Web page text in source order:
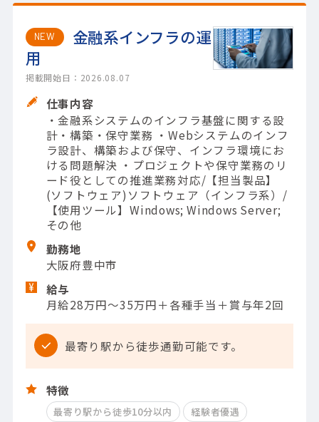
NEW
金融系インフラの運
用
掲載開始日：2026.08.07
仕事内容
・金融系システムのインフラ基盤に関する設
計・構築・保守業務 ・Webシステムのインフ
ラ設計、構築および保守、インフラ環境にお
ける問題解決 ・プロジェクトや保守業務のリ
ード役としての推進業務対応/【担当製品】
(ソフトウェア)ソフトウェア（インフラ系）/
【使用ツール】Windows; Windows Server;
その他
勤務地
大阪府豊中市
給与
月給28万円～35万円＋各種手当＋賞与年2回
最寄り駅から徒歩通勤可能です。
特徴
最寄り駅から徒歩10分以内
経験者優遇